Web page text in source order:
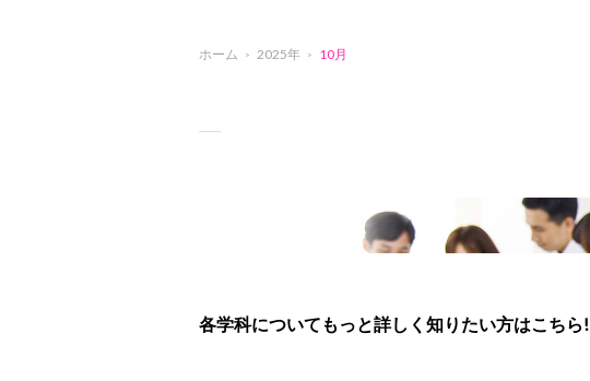
ホーム 2025年 10月
各学科についてもっと詳しく知りたい方はこちら!